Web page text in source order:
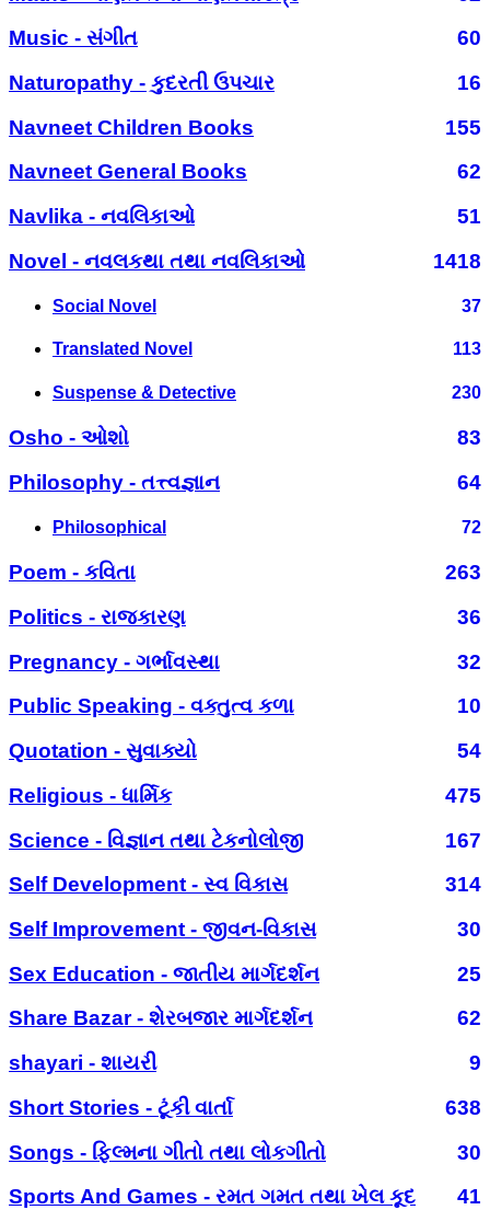
Music - સંગીત
60
Naturopathy - કુદરતી ઉપચાર
16
Navneet Children Books
155
Navneet General Books
62
Navlika - નવલિકાઓ
51
Novel - નવલકથા તથા નવલિકાઓ
1418
Social Novel 37
Translated Novel 113
Suspense & Detective 230
Osho - ઓશો
83
Philosophy - તત્ત્વજ્ઞાન
64
Philosophical 72
Poem - કવિતા
263
Politics - રાજકારણ
36
Pregnancy - ગર્ભાવસ્થા
32
Public Speaking - વક્તુત્વ કળા
10
Quotation - સુવાક્યો
54
Religious - ધાર્મિક
475
Science - વિજ્ઞાન તથા ટેકનોલોજી
167
Self Development - સ્વ વિકાસ
314
Self Improvement - જીવન-વિકાસ
30
Sex Education - જાતીય માર્ગદર્શન
25
Share Bazar - શેરબજાર માર્ગદર્શન
62
shayari - શાયરી
9
Short Stories - ટૂંકી વાર્તા
638
Songs - ફિલ્મના ગીતો તથા લોકગીતો
30
Sports And Games - રમત ગમત તથા ખેલ કૂદ
41